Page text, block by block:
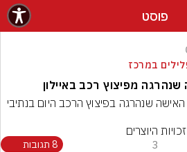
פוסט
במרכז
מפיצוץ רכב באיילון
3 8 תגובות